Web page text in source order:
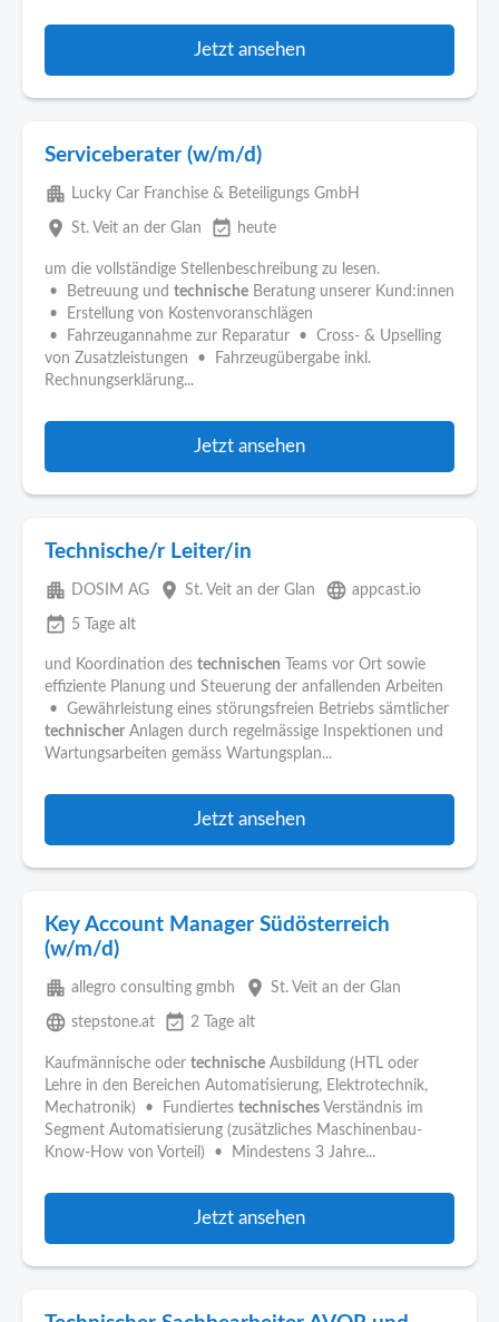
Jetzt ansehen
Serviceberater (w/m/d)
apartment Lucky Car Franchise & Beteiligungs GmbH
place St. Veit an der Glan event_available heute
um die vollständige Stellenbeschreibung zu lesen.
• Betreuung und technische Beratung unserer Kund:innen
• Erstellung von Kostenvoranschlägen
• Fahrzeugannahme zur Reparatur • Cross- & Upselling
von Zusatzleistungen • Fahrzeugübergabe inkl.
Rechnungserklärung...
Jetzt ansehen
Technische/r Leiter/in
apartment DOSIM AG place St. Veit an der Glan language appcast.io
event_available 5 Tage alt
und Koordination des technischen Teams vor Ort sowie
effiziente Planung und Steuerung der anfallenden Arbeiten
• Gewährleistung eines störungsfreien Betriebs sämtlicher
technischer Anlagen durch regelmässige Inspektionen und
Wartungsarbeiten gemäss Wartungsplan...
Jetzt ansehen
Key Account Manager Südösterreich
(w/m/d)
apartment allegro consulting gmbh place St. Veit an der Glan
language stepstone.at event_available 2 Tage alt
Kaufmännische oder technische Ausbildung (HTL oder
Lehre in den Bereichen Automatisierung, Elektrotechnik,
Mechatronik) • Fundiertes technisches Verständnis im
Segment Automatisierung (zusätzliches Maschinenbau-
Know-How von Vorteil) • Mindestens 3 Jahre...
Jetzt ansehen